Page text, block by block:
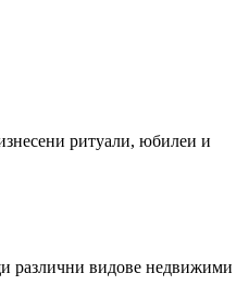
ритуали, юбилеи и
различни видове недвижими